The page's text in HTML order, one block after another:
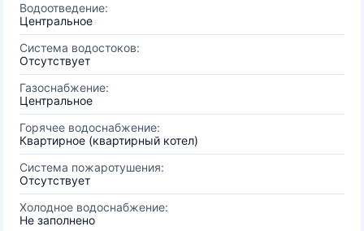
Водоотведение:
Центральное
Система водостоков:
Отсутствует
Газоснабжение:
Центральное
Горячее водоснабжение:
Квартирное (квартирный котел)
Система пожаротушения:
Отсутствует
Холодное водоснабжение:
Не заполнено